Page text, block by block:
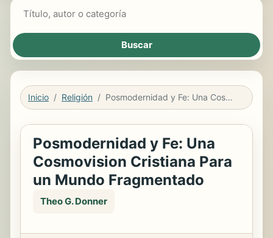
Inicio Religión Posmodernidad y Fe: Una Cosmovision Cristiana Para un Mundo Fragmentado
Posmodernidad y Fe: Una
Cosmovision Cristiana Para
un Mundo Fragmentado
Theo G. Donner